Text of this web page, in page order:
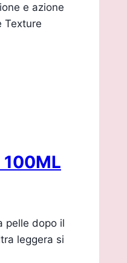
e azione
Texture
100ML
pelle dopo il
leggera si